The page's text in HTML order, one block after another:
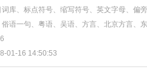
词库、标点符号、缩写符号、英文字母、偏
俗语一句、粤语、吴语、方言、北京方言、
01-16 14:50:53